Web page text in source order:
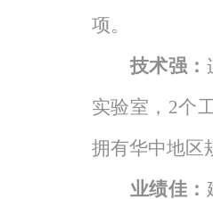
项。
技术强 ：
实验室，2个
拥有华中地区
业绩佳 ：